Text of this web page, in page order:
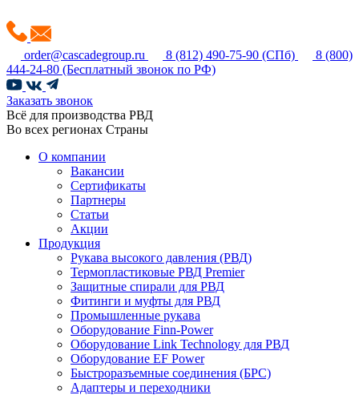
order@cascadegroup.ru 8 (812) 490-75-90 (СПб)
8 (800)
444-24-80 (Бесплатный звонок по РФ)
Заказать звонок
Всё для производства РВД
Во всех регионах Страны
О компании
Вакансии
Сертификаты
Партнеры
Статьи
Акции
Продукция
Рукава высокого давления (РВД)
Термопластиковые РВД Premier
Защитные спирали для РВД
Фитинги и муфты для РВД
Промышленные рукава
Оборудование Finn-Power
Оборудование Link Technology для РВД
Оборудование EF Power
Быстроразъемные соединения (БРС)
Адаптеры и переходники